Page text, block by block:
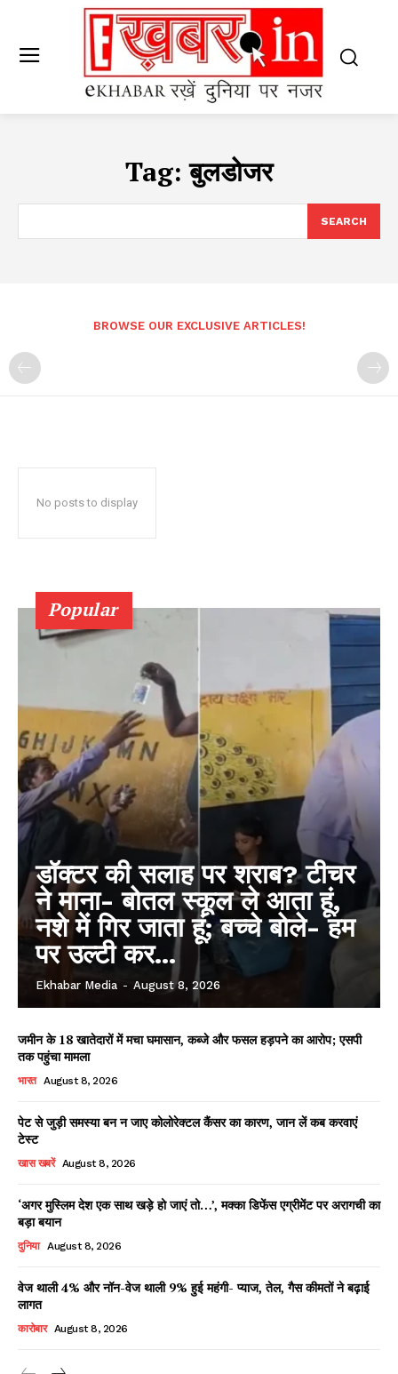
Tag:बुलडोजर
SEARCH
BROWSE OUR EXCLUSIVE ARTICLES!
No posts to display
Popular
डॉक्टर की सलाह पर शराब? टीचर
ने माना- बोतल स्कूल ले आता हूं,
नशे में गिर जाता हूं; बच्चे बोले- हम
पर उल्टी कर...
Ekhabar Media - August 8, 2026
जमीन के 18 खातेदारों में मचा घमासान, कब्जे और फसल हड़पने का आरोप; एसपी
तक पहुंचा मामला
भारत August 8, 2026
पेट से जुड़ी समस्या बन न जाए कोलोरेक्टल कैंसर का कारण, जान लें कब करवाएं
टेस्ट
खास खबरें August 8, 2026
‘अगर मुस्लिम देश एक साथ खड़े हो जाएं तो…’, मक्का डिफेंस एग्रीमेंट पर अरागची का
बड़ा बयान
दुनिया August 8, 2026
वेज थाली 4% और नॉन-वेज थाली 9% हुई महंगी- प्याज, तेल, गैस कीमतों ने बढ़ाई
लागत
कारोबार August 8, 2026